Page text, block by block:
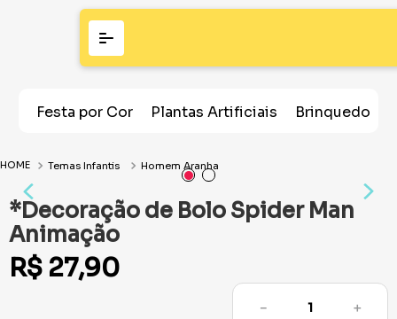
Festa por Cor Plantas Artificiais Brinquedos
Temas Infantis Homem Aranha
*Decoração de Bolo Spider Man
Animação
R$ 27,90
＋
－